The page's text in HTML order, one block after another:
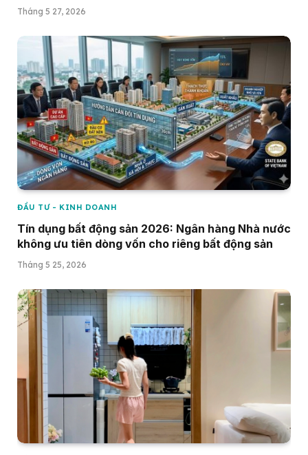
Tháng 5 27, 2026
ĐẦU TƯ - KINH DOANH
Tín dụng bất động sản 2026: Ngân hàng Nhà nước
không ưu tiên dòng vốn cho riêng bất động sản
Tháng 5 25, 2026